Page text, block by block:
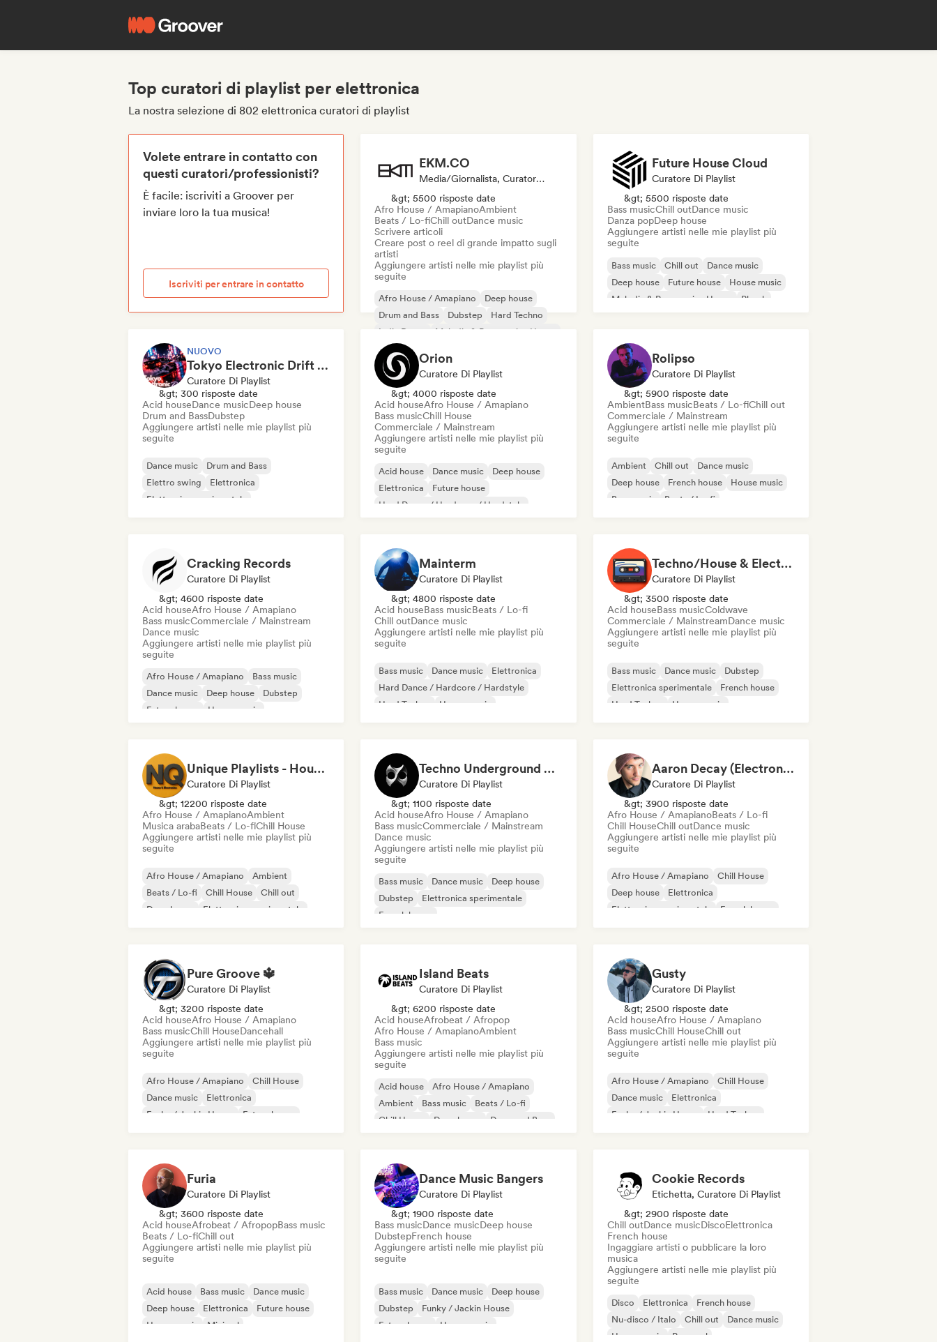
Top curatori di playlist per elettronica
La nostra selezione di 802 elettronica curatori di playlist
Volete entrare in contatto con
questi curatori/professionisti?
È facile: iscriviti a Groover per
inviare loro la tua musica!
Iscriviti per entrare in contatto
EKM.CO
Media/Giornalista, Curatore Di Playlist
&gt; 5500 risposte date
Afro House / AmapianoAmbient
Beats / Lo-fiChill outDance music
Scrivere articoli
Creare post o reel di grande impatto sugli
artisti
Aggiungere artisti nelle mie playlist più
seguite
Afro House / Amapiano
Deep house
Drum and Bass
Dubstep
Hard Techno
Indie Dance
Melodic & Progressive House
Melodic Techno
Future House Cloud
Curatore Di Playlist
&gt; 5500 risposte date
Bass musicChill outDance music
Danza popDeep house
Aggiungere artisti nelle mie playlist più
seguite
Bass music Chill out
Dance music
Deep house
Future house
House music
Melodic & Progressive House
Phonk
NUOVO
Tokyo Electronic Drift 🏎️ Schranz, Hard Techno & Anime EDM
Curatore Di Playlist
&gt; 300 risposte date
Acid houseDance musicDeep house
Drum and BassDubstep
Aggiungere artisti nelle mie playlist più
seguite
Dance music
Drum and Bass
Elettro swing
Elettronica
Elettronica sperimentale
Orion
Curatore Di Playlist
&gt; 4000 risposte date
Acid houseAfro House / Amapiano
Bass musicChill House
Commerciale / Mainstream
Aggiungere artisti nelle mie playlist più
seguite
Acid house Dance music
Deep house
Elettronica
Future house
Hard Dance / Hardcore / Hardstyle
Rolipso
Curatore Di Playlist
&gt; 5900 risposte date
AmbientBass musicBeats / Lo-fiChill out
Commerciale / Mainstream
Aggiungere artisti nelle mie playlist più
seguite
Ambient Chill out
Dance music
Deep house
French house
House music
Bass music
Beats / Lo-fi
Cracking Records
Curatore Di Playlist
&gt; 4600 risposte date
Acid houseAfro House / Amapiano
Bass musicCommerciale / Mainstream
Dance music
Aggiungere artisti nelle mie playlist più
seguite
Afro House / Amapiano
Bass music
Dance music
Deep house
Dubstep
Future house
House music
Mainterm
Curatore Di Playlist
&gt; 4800 risposte date
Acid houseBass musicBeats / Lo-fi
Chill outDance music
Aggiungere artisti nelle mie playlist più
seguite
Bass music Dance music
Elettronica
Hard Dance / Hardcore / Hardstyle
Hard Techno
House music
Techno/House & Electronic Music for Svea Playlists
Curatore Di Playlist
&gt; 3500 risposte date
Acid houseBass musicColdwave
Commerciale / MainstreamDance music
Aggiungere artisti nelle mie playlist più
seguite
Bass music Dance music
Dubstep
Elettronica sperimentale
French house
Hard Techno
House music
Unique Playlists - House & Electronics
Curatore Di Playlist
&gt; 12200 risposte date
Afro House / AmapianoAmbient
Musica arabaBeats / Lo-fiChill House
Aggiungere artisti nelle mie playlist più
seguite
Afro House / Amapiano
Ambient
Beats / Lo-fi
Chill House
Chill out
Deep house
Elettronica sperimentale
Techno Underground Rave Anthems by Orphium
Curatore Di Playlist
&gt; 1100 risposte date
Acid houseAfro House / Amapiano
Bass musicCommerciale / Mainstream
Dance music
Aggiungere artisti nelle mie playlist più
seguite
Bass music Dance music
Deep house
Dubstep
Elettronica sperimentale
French house
Aaron Decay (Electronic Dream & Chill Electronic Dream playlists)
Curatore Di Playlist
&gt; 3900 risposte date
Afro House / AmapianoBeats / Lo-fi
Chill HouseChill outDance music
Aggiungere artisti nelle mie playlist più
seguite
Afro House / Amapiano
Chill House
Deep house
Elettronica
Elettronica sperimentale
French house
Pure Groove 🔱
Curatore Di Playlist
&gt; 3200 risposte date
Acid houseAfro House / Amapiano
Bass musicChill HouseDancehall
Aggiungere artisti nelle mie playlist più
seguite
Afro House / Amapiano
Chill House
Dance music
Elettronica
Funky / Jackin House
Future house
Island Beats
Curatore Di Playlist
&gt; 6200 risposte date
Acid houseAfrobeat / Afropop
Afro House / AmapianoAmbient
Bass music
Aggiungere artisti nelle mie playlist più
seguite
Acid house
Afro House / Amapiano
Ambient
Bass music
Beats / Lo-fi
Chill House
Deep house Drum and Bass
Gusty
Curatore Di Playlist
&gt; 2500 risposte date
Acid houseAfro House / Amapiano
Bass musicChill HouseChill out
Aggiungere artisti nelle mie playlist più
seguite
Afro House / Amapiano
Chill House
Dance music
Elettronica
Funky / Jackin House
Hard Techno
Furia
Curatore Di Playlist
&gt; 3600 risposte date
Acid houseAfrobeat / AfropopBass music
Beats / Lo-fiChill out
Aggiungere artisti nelle mie playlist più
seguite
Acid house Bass music
Dance music
Deep house
Elettronica
Future house
House music
Minimal
Dance Music Bangers
Curatore Di Playlist
&gt; 1900 risposte date
Bass musicDance musicDeep house
DubstepFrench house
Aggiungere artisti nelle mie playlist più
seguite
Bass music Dance music
Deep house
Dubstep
Funky / Jackin House
Future house
House music
Cookie Records
Etichetta, Curatore Di Playlist
&gt; 2900 risposte date
Chill outDance musicDiscoElettronica
French house
Ingaggiare artisti o pubblicare la loro
musica
Aggiungere artisti nelle mie playlist più
seguite
Disco Elettronica
French house
Nu-disco / Italo
Chill out
Dance music
House music
Pop soul